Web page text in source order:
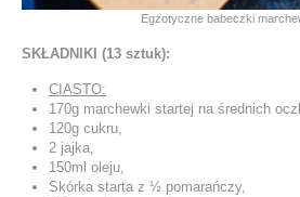
Egzotyczne babeczki
SKŁADNIKI (13 sztuk):
CIASTO:
170g marchewki startej na średnich
120g cukru,
2 jajka,
150ml oleju,
Skórka starta z ½ pomarańczy,